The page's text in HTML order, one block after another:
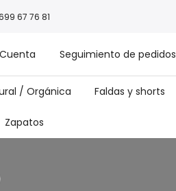
67 76 81
Seguimiento de pedidos
/ Orgánica Faldas y shorts
Zapatos